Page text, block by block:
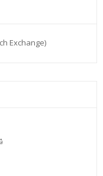
Exchange)